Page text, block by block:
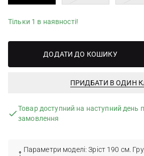
Тільки 1 в наявності!
ДОДАТИ ДО КОШИКУ
ПРИДБАТИ В ОДИН
Товар доступний на наступний день
замовлення
Параметри моделі: Зріст 190 см.